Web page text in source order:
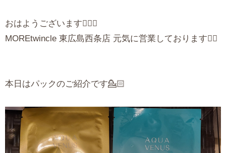
おはようございます🧚‍♀️✨
MOREtwincle 東広島西条店 元気に営業しております✊🏻
本日はパックのご紹介です💁🏻